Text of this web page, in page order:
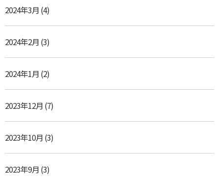
2024年3月 (4)
2024年2月 (3)
2024年1月 (2)
2023年12月 (7)
2023年10月 (3)
2023年9月 (3)